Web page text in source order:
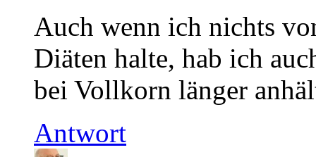
Auch wenn ich nichts
Diäten halte, hab ich
bei Vollkorn länger
Antwort